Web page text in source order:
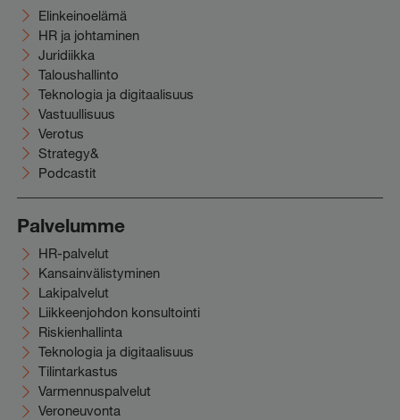
Elinkeinoelämä
HR ja johtaminen
Juridiikka
Taloushallinto
Teknologia ja digitaalisuus
Vastuullisuus
Verotus
Strategy&
Podcastit
Palvelumme
HR-palvelut
Kansainvälistyminen
Lakipalvelut
Liikkeenjohdon konsultointi
Riskienhallinta
Teknologia ja digitaalisuus
Tilintarkastus
Varmennuspalvelut
Veroneuvonta